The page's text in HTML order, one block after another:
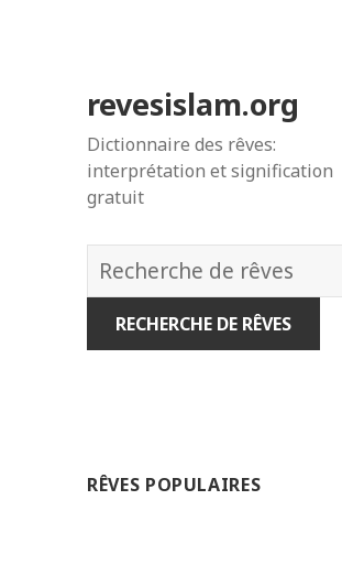
revesislam.org
Dictionnaire des rêves:
interprétation et signification
gratuit
Dictionnaire
des
rêves:
RÊVES POPULAIRES